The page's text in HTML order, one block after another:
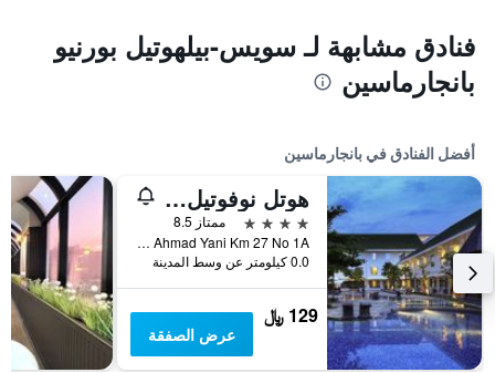
فنادق مشابهة لـ سويس-بيلهوتيل بورنيو
بانجارماسين
أفضل الفنادق في بانجارماسين
هوتل نوفوتيل بانجارمازين إيربورت
4 نجوم
ممتاز 8.5
Jl Ahmad Yani Km 27 No 1A, بانجارماسين, إندونيسيا
0.0 كيلومتر عن وسط المدينة
129 ﷼
عرض الصفقة